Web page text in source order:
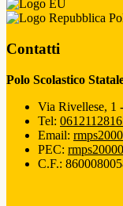
Contatti
Polo Scolastico
Via Rivellese, 1
Tel:
Email:
PEC:
C.F.: